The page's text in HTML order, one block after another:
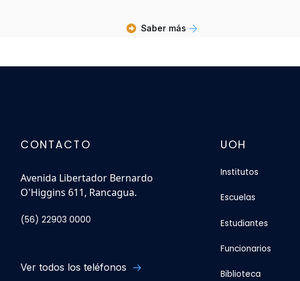
Saber más
CONTACTO
Avenida Libertador Bernardo
O'Higgins 611, Rancagua.
(56) 22903 0000
Ver todos los teléfonos
UOH
Institutos
Escuelas
Estudiantes
Funcionarios
Biblioteca